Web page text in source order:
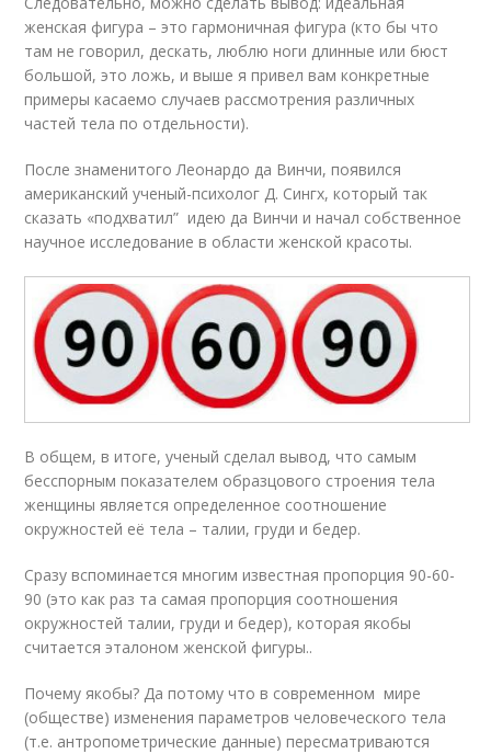
женская фигура – это гармоничная фигура (кто бы что
там не говорил, дескать, люблю ноги длинные или бюст
большой, это ложь, и выше я привел вам конкретные
примеры касаемо случаев рассмотрения различных
частей тела по отдельности).
После знаменитого Леонардо да Винчи, появился
американский ученый-психолог Д. Сингх, который так
сказать «подхватил” идею да Винчи и начал собственное
научное исследование в области женской красоты.
В общем, в итоге, ученый сделал вывод, что самым
бесспорным показателем образцового строения тела
женщины является определенное соотношение
окружностей её тела – талии, груди и бедер.
Сразу вспоминается многим известная пропорция 90-60-
90 (это как раз та самая пропорция соотношения
окружностей талии, груди и бедер), которая якобы
считается эталоном женской фигуры..
Почему якобы? Да потому что в современном мире
(обществе) изменения параметров человеческого тела
(т.е. антропометрические данные) пересматриваются